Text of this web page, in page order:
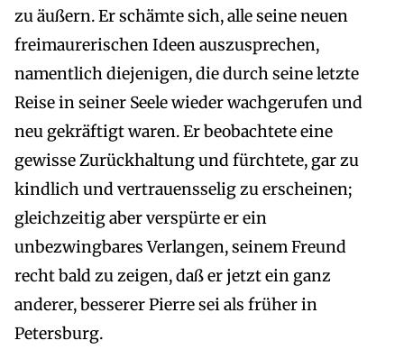
zu äußern. Er schämte sich, alle seine neuen
freimaurerischen Ideen auszusprechen,
namentlich diejenigen, die durch seine letzte
Reise in seiner Seele wieder wachgerufen und
neu gekräftigt waren. Er beobachtete eine
gewisse Zurückhaltung und fürchtete, gar zu
kindlich und vertrauensselig zu erscheinen;
gleichzeitig aber verspürte er ein
unbezwingbares Verlangen, seinem Freund
recht bald zu zeigen, daß er jetzt ein ganz
anderer, besserer Pierre sei als früher in
Petersburg.